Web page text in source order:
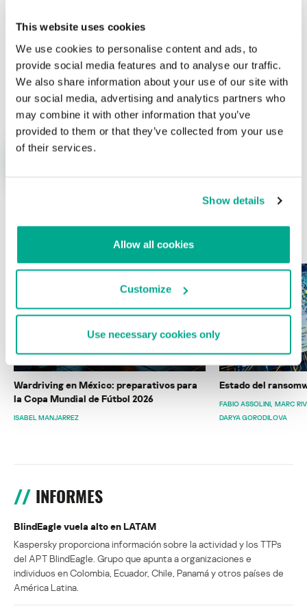
This website uses cookies
We use cookies to personalise content and ads, to
provide social media features and to analyse our traffic.
We also share information about your use of our site with
our social media, advertising and analytics partners who
may combine it with other information that you’ve
provided to them or that they’ve collected from your use
of their services.
Show details
Allow all cookies
Customize
Use necessary cookies only
Nombre* Correo electrónico *
ÚLTIMAS PUBLICACIONES
Wardriving en México: preparativos para
la Copa Mundial de Fútbol 2026
ISABEL MANJARREZ
Estado del
FABIO ASSOLINI MARC
DARYA GORODILOVA
INFORMES
BlindEagle vuela alto en LATAM
Kaspersky proporciona información sobre la actividad y los TTPs
del APT BlindEagle. Grupo que apunta a organizaciones e
individuos en Colombia, Ecuador, Chile, Panamá y otros países de
América Latina.